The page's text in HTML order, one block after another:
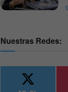
Nuestras Redes: